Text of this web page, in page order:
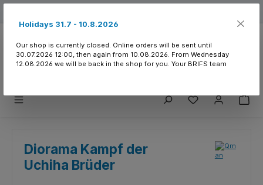
You have 0
Diorama Kampf der
Uchiha Brüder
Holidays 31.7 - 10.8.2026
Our shop is currently closed. Online orders will be sent until
30.07.2026 12:00, then again from 10.08.2026. From Wednesday
12.08.2026 we will be back in the shop for you. Your BRIFS team